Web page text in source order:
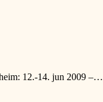
12.-14. jun 2009 –…